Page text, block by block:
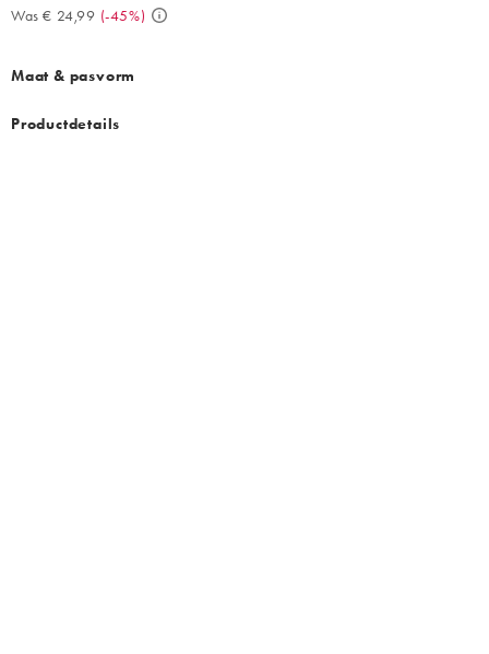
Was € 24,99 (-45%)
Maat & pasvorm
Productdetails